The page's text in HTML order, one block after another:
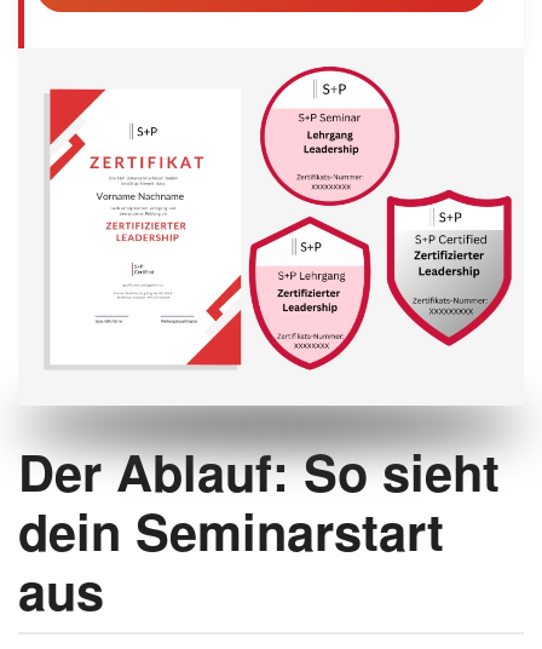
Der Ablauf: So sieht
dein Seminarstart
aus